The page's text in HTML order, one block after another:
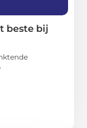
beste bij